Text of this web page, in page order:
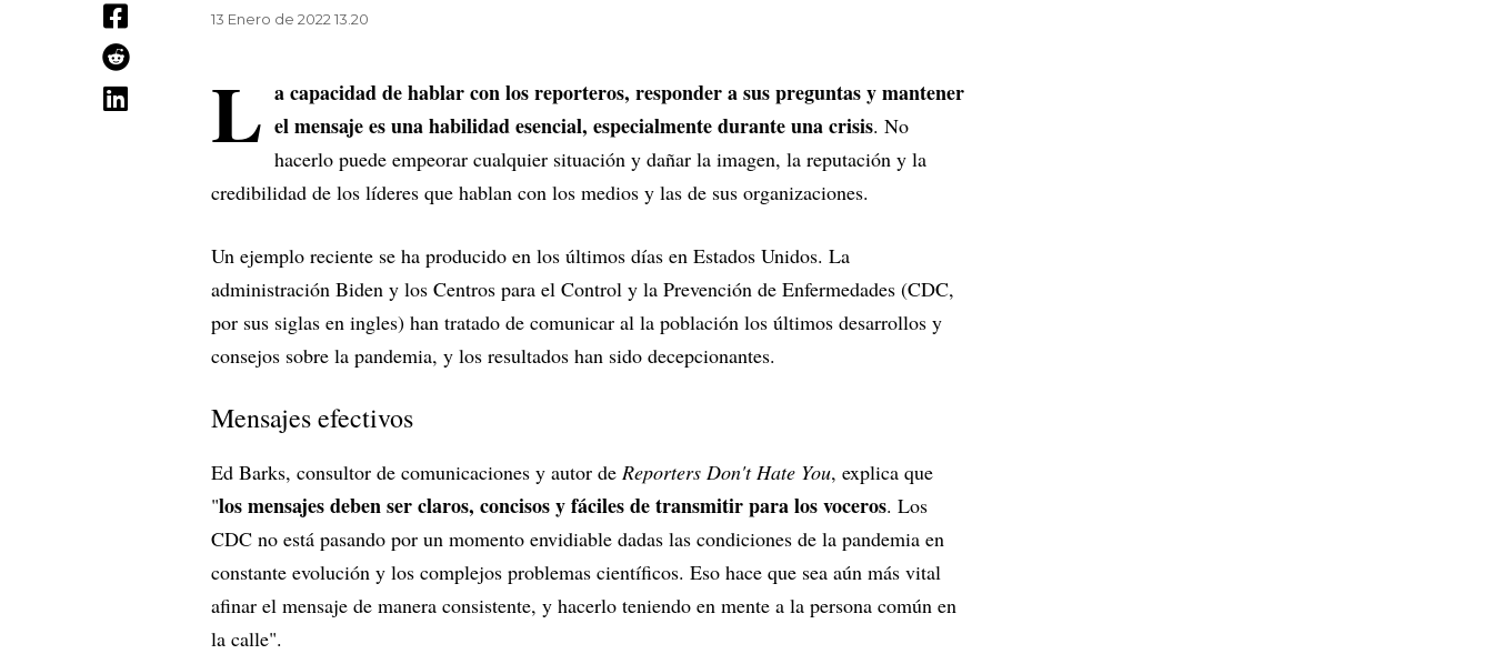
13 Enero de 2022 13.20
L a capacidad de hablar con los reporteros, responder a sus preguntas y mantener
el mensaje es una habilidad esencial, especialmente durante una crisis. No
hacerlo puede empeorar cualquier situación y dañar la imagen, la reputación y la
credibilidad de los líderes que hablan con los medios y las de sus organizaciones.
Un ejemplo reciente se ha producido en los últimos días en Estados Unidos. La
administración Biden y los Centros para el Control y la Prevención de Enfermedades (CDC,
por sus siglas en ingles) han tratado de comunicar al la población los últimos desarrollos y
consejos sobre la pandemia, y los resultados han sido decepcionantes.
Mensajes efectivos
Ed Barks, consultor de comunicaciones y autor de Reporters Don't Hate You, explica que
"los mensajes deben ser claros, concisos y fáciles de transmitir para los voceros. Los
CDC no está pasando por un momento envidiable dadas las condiciones de la pandemia en
constante evolución y los complejos problemas científicos. Eso hace que sea aún más vital
afinar el mensaje de manera consistente, y hacerlo teniendo en mente a la persona común en
la calle".